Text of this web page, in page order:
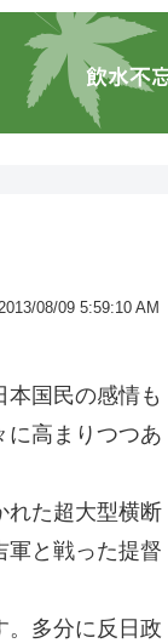
08/09 5:59:10 AM
国民の感情も
に高まりつつあ
れた超大型横断
軍と戦った提督
。多分に反日政